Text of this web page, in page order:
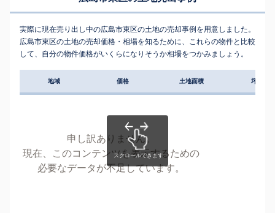
実際に現在売り出し中の広島市東区の土地の売却事例を用意しました。
広島市東区の土地の売却価格・相場を知るために、これらの物件と比較
して、自分の物件価格がいくらになりそうか相場をつかみましょう。
地域 価格 土地面積 坪単価
申し訳ありません。
現在、このコンテンツを表示するための
必要なデータが不足しています。